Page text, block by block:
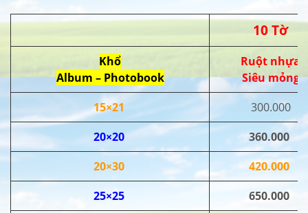
10 Tờ
Khổ
Album – Photobook
Ruột nhựa
Siêu mỏng
15×21
300.000
20×20
360.000
20×30
420.000
25×25
650.000